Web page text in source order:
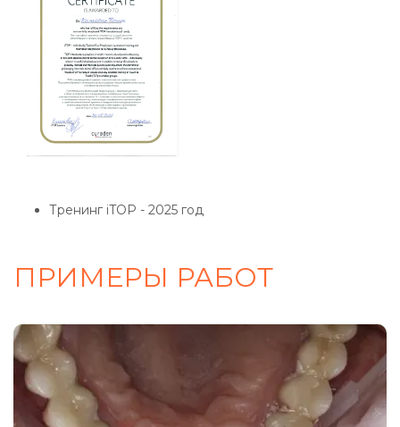
Тренинг iTOP - 2025 год
ПРИМЕРЫ РАБОТ